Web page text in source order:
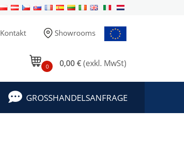
Kontakt Showrooms
0 0,00 €(exkl. MwSt)
GROSSHANDELSANFRAGE